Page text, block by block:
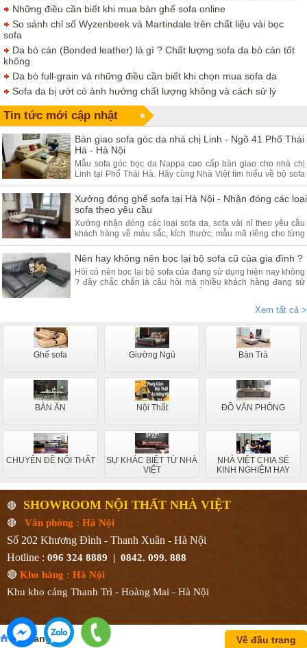
Những điều cần biết khi mua bàn ghế sofa online
So sánh chỉ số Wyzenbeek và Martindale trên chất liệu vải bọc
sofa
Da bò cán (Bonded leather) là gì ? Chất lượng sofa da bò cán tốt
không
Da bò full-grain và những điều cần biết khi chọn mua sofa da
Sofa da bị ướt có ảnh hưởng chất lượng không và cách sử lý
Tin tức mới cập nhật
Bàn giao sofa góc da nhà chị Linh - Ngõ 41 Phố Thái
Hà - Hà Nội
Mẫu sofa góc bọc da Nappa cao cấp bàn giao cho nhà chị
Linh tại Phố Thái Hà. Hãy cùng Nhà Việt tìm hiểu về bộ sofa
góc da và ưu điểm của sản phẩm.
Xưởng đóng ghế sofa tại Hà Nội - Nhận đóng các loại
sofa theo yêu cầu
Xưởng nhận đóng các loại sofa da, sofa vải nỉ theo yêu cầu
khách hàng về màu sắc, kích thước, mẫu mã riêng cho từng
khách hàng. Quý khách đang có nhu cầu tìm xưởng sofa hãy
tham khảo bài viết dưới đây.
Nên hay không nên bọc lại bộ sofa cũ của gia đình ?
Hỏi có nên bọc lại bộ sofa của đang sử dụng hiện nay không
? đây chắc chắn là câu hỏi mà nhiều khách hàng đang sử
Xem tất cả >
Ghế sofa Giường Ngủ Bàn Trà
BÀN ĂN Nội Thất ĐỒ VĂN PHÒNG
CHUYÊN ĐỀ NỘI THẤT
SỰ KHÁC BIỆT TỪ NHÀ
VIỆT
NHÀ VIỆT CHIA SẺ
KINH NGHIỆM HAY
🔴 SHOWROOM NỘI THẤT NHÀ VIỆT
🔴 Văn phòng : Hà Nội
Số 202 Khương Đình - Thanh Xuân - Hà Nội
Hotline : 096 324 8889 | 0842. 099. 888
🔴 Kho hàng : Hà Nội
Khu kho cảng Thanh Trì - Hoàng Mai - Hà Nội
Về đầu trang
Về trang chủ